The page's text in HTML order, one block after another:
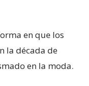
en que los
la década de
en la moda.